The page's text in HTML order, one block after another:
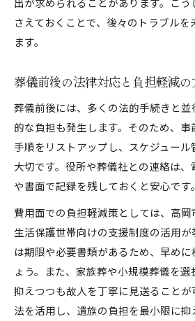
さえておくことで、後々のトラブル
ます。
葬儀前後の法律対応と負担軽減の
葬儀前後には、多くの法的手続きと
的な負担も発生します。そのため、
手順をリストアップし、スケジュー
大切です。役所や葬儀社との連絡は
や書面で記録を残しておくと安心です。
費用面での負担軽減策としては、高岡
生活保護世帯向けの支援制度の活用
は期限や必要書類があるため、早め
ょう。また、家族葬や小規模葬儀を
抑えつつも故人を丁寧に見送ること
法を活用し、遺族の負担を最小限に抑